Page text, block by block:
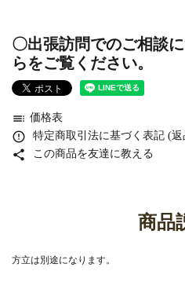
〇出張訪問でのご相談
らをご覧ください。
toc 価格表
error_outline 特定商取引法に基づく表記 (返
share この商品を友達に教える
商品
方立は別途になります。